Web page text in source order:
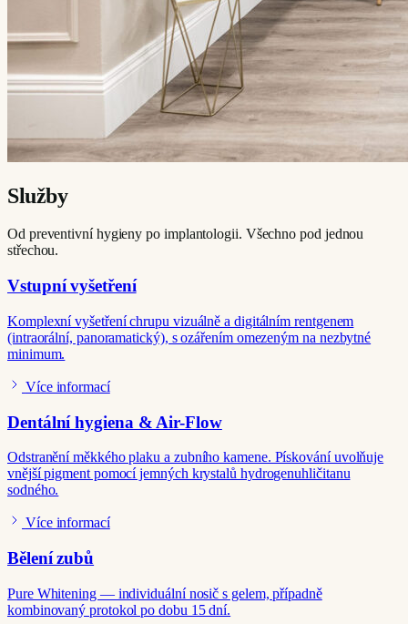
Služby
Od preventivní hygieny po implantologii. Všechno pod jednou
střechou.
Vstupní vyšetření
Komplexní vyšetření chrupu vizuálně a digitálním rentgenem
(intraorální, panoramatický), s ozářením omezeným na nezbytné
minimum.
Více informací
Dentální hygiena & Air-Flow
Odstranění měkkého plaku a zubního kamene. Pískování uvolňuje
vnější pigment pomocí jemných krystalů hydrogenuhličitanu
sodného.
Více informací
Bělení zubů
Pure Whitening — individuální nosič s gelem, případně
kombinovaný protokol po dobu 15 dní.